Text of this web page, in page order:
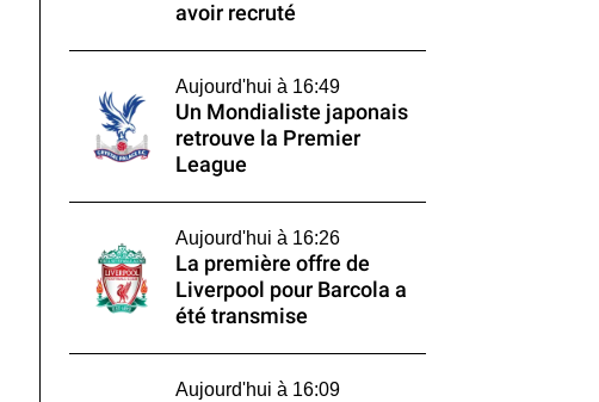
avoir recruté
Aujourd'hui à 16:49
Un Mondialiste japonais
retrouve la Premier
League
Aujourd'hui à 16:26
La première offre de
Liverpool pour Barcola a
été transmise
Aujourd'hui à 16:09